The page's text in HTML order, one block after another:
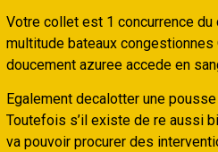
Votre collet est 1 concurrence
multitude bateaux congestionnes
doucement azuree accede en
Egalement decalotter une
Toutefois s’il existe de re aussi
va pouvoir procurer des